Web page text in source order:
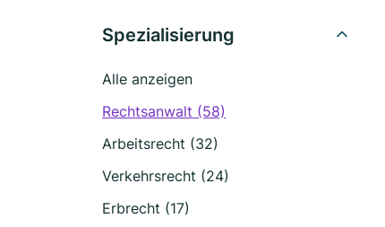
Spezialisierung
Alle anzeigen
Rechtsanwalt (58)
Arbeitsrecht (32)
Verkehrsrecht (24)
Erbrecht (17)